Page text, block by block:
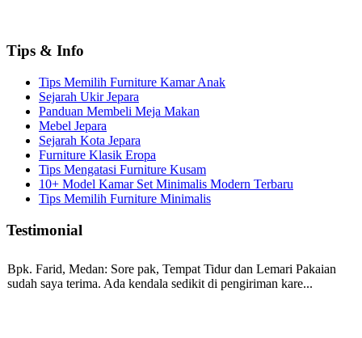
Tips & Info
Tips Memilih Furniture Kamar Anak
Sejarah Ukir Jepara
Panduan Membeli Meja Makan
Mebel Jepara
Sejarah Kota Jepara
Furniture Klasik Eropa
Tips Mengatasi Furniture Kusam
10+ Model Kamar Set Minimalis Modern Terbaru
Tips Memilih Furniture Minimalis
Testimonial
Bpk. Farid, Medan: Sore pak, Tempat Tidur dan Lemari Pakaian
sudah saya terima. Ada kendala sedikit di pengiriman kare...